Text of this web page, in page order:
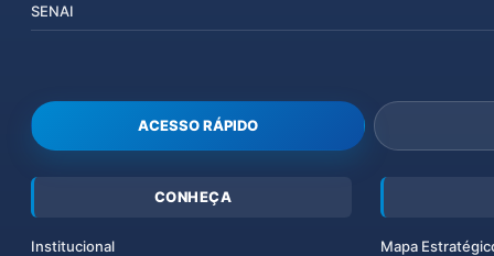
SENAI
ACESSO RÁPIDO
CONHEÇA
Institucional Mapa